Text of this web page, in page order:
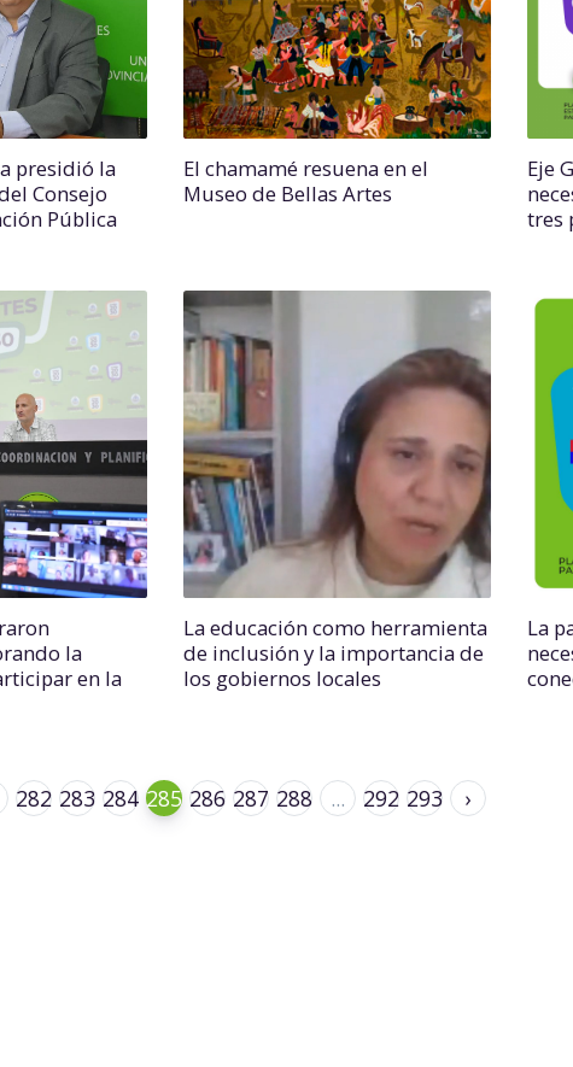
presidió la
Consejo
Pública
El chamamé resuena en el
Museo de Bellas Artes
Eje
tres
la
en la
La educación como herramienta
de inclusión y la importancia de
los gobiernos locales
La
282 283 284 285 286 287 288 ... 292 293 ›